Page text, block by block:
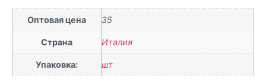
Оптовая цена 35
Страна Италия
Упаковка: шт